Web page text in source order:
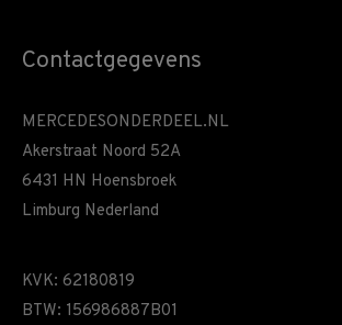
Contactgegevens
MERCEDESONDERDEEL.NL
Akerstraat Noord 52A
6431 HN Hoensbroek
Limburg Nederland
KVK: 62180819
BTW: 156986887B01